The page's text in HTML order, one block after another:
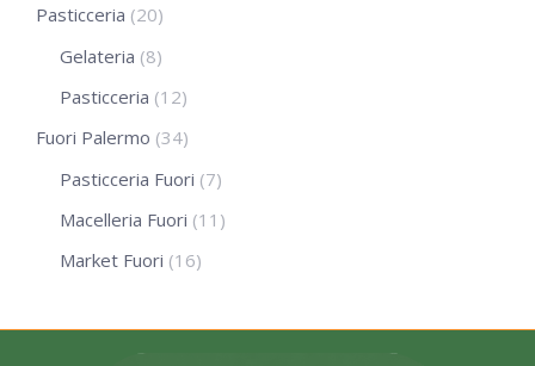
Pasticceria (20)
Gelateria (8)
Pasticceria (12)
Fuori Palermo (34)
Pasticceria Fuori (7)
Macelleria Fuori (11)
Market Fuori (16)